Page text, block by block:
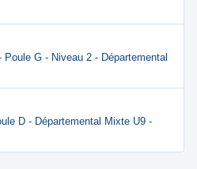
Poule G - Niveau 2 - Départemental
D - Départemental Mixte U9 -